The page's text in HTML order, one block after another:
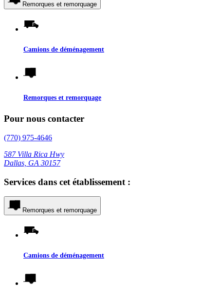
Remorques et remorquage
Camions de déménagement
Remorques et remorquage
Pour nous contacter
(770) 975-4646
587 Villa Rica Hwy
Dallas, GA 30157
Services dans cet établissement :
Remorques et remorquage
Camions de déménagement